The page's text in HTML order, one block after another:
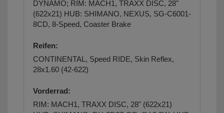
DYNAMO; RIM: MACH1, TRAXX DISC, 28"
(622x21) HUB: SHIMANO, NEXUS, SG-C6001-
8CD, 8-Speed, Coaster Brake
Reifen:
CONTINENTAL, Speed RIDE, Skin Reflex,
28x1.60 (42-622)
Vorderrad:
RIM: MACH1, TRAXX DISC, 28" (622x21)